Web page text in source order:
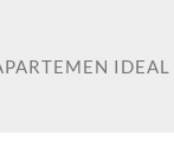
IDEAL